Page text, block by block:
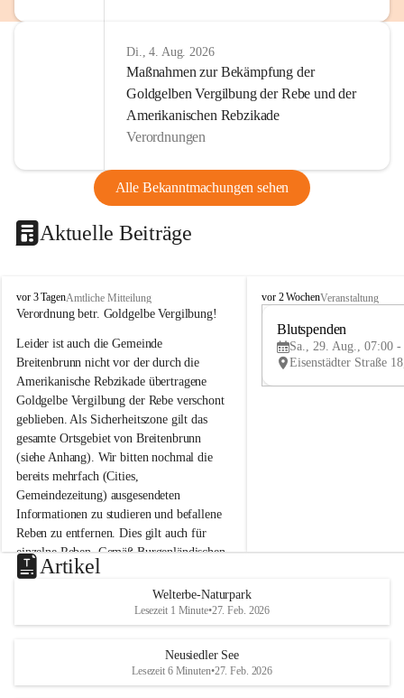
Di., 4. Aug. 2026
Maßnahmen zur Bekämpfung der
Goldgelben Vergilbung der Rebe und der
Amerikanischen Rebzikade
Verordnungen
Alle Bekanntmachungen sehen
Aktuelle Beiträge
B
r
i
t
e
n
b
r
u
n
n
a
m
N
e
u
s
d
S
vor 3 TagenAmtliche Mitteilung
Verordnung betr. Goldgelbe Vergilbung!
Leider ist auch die Gemeinde
Breitenbrunn nicht vor der durch die
Amerikanische Rebzikade übertragene
Goldgelbe Vergilbung der Rebe verschont
geblieben. Als Sicherheitszone gilt das
gesamte Ortsgebiet von Breitenbrunn
(siehe Anhang). Wir bitten nochmal die
bereits mehrfach (Cities,
Gemeindezeitung) ausgesendeten
Informationen zu studieren und befallene
Reben zu entfernen. Dies gilt auch für
einzelne Reben. Gemäß Burgenländischen
Weinbaugesetz sind nicht gepflegte oder
unzulässige Weingärten zu roden! Bitte
helfen wir zusammen um unsere Winzer
vor den prognostizierten Ernteausfällen
und den daraus folgenden wirtschaftlichen
B
e
u
e
d
r
S
vor 2 WochenVeranstaltung
Blutspenden
Sa., 29. Aug., 07:00 -
Artikel
Welterbe-Naturpark
Lesezeit 1 Minute•27. Feb. 2026
Neusiedler See
Lesezeit 6 Minuten•27. Feb. 2026